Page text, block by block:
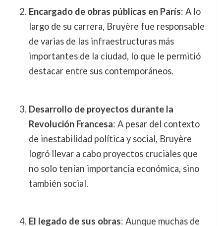
Encargado de obras públicas en París: A lo
largo de su carrera, Bruyère fue responsable
de varias de las infraestructuras más
importantes de la ciudad, lo que le permitió
destacar entre sus contemporáneos.
Desarrollo de proyectos durante la
Revolución Francesa: A pesar del contexto
de inestabilidad política y social, Bruyère
logró llevar a cabo proyectos cruciales que
no solo tenían importancia económica, sino
también social.
El legado de sus obras: Aunque muchas de